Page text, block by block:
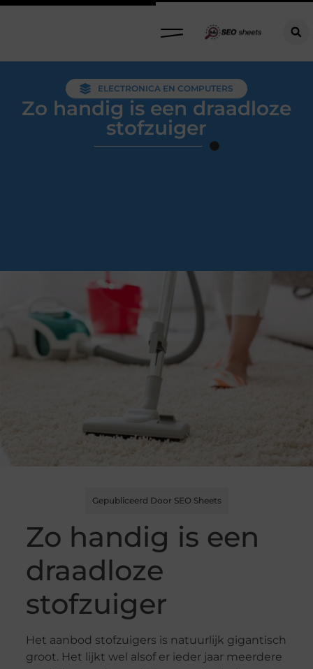
ELECTRONICA EN COMPUTERS
Zo handig is een draadloze
stofzuiger
Gepubliceerd Door SEO Sheets
Zo handig is een
draadloze
stofzuiger
Het aanbod stofzuigers is natuurlijk gigantisch
groot. Het lijkt wel alsof er ieder jaar meerdere